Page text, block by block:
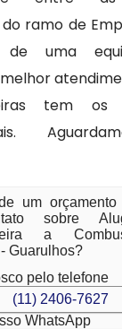
ramo de
de uma
tem os
um
sobre
a
Guarulhos?
pelo telefone
(11) 2406-7627
WhatsApp